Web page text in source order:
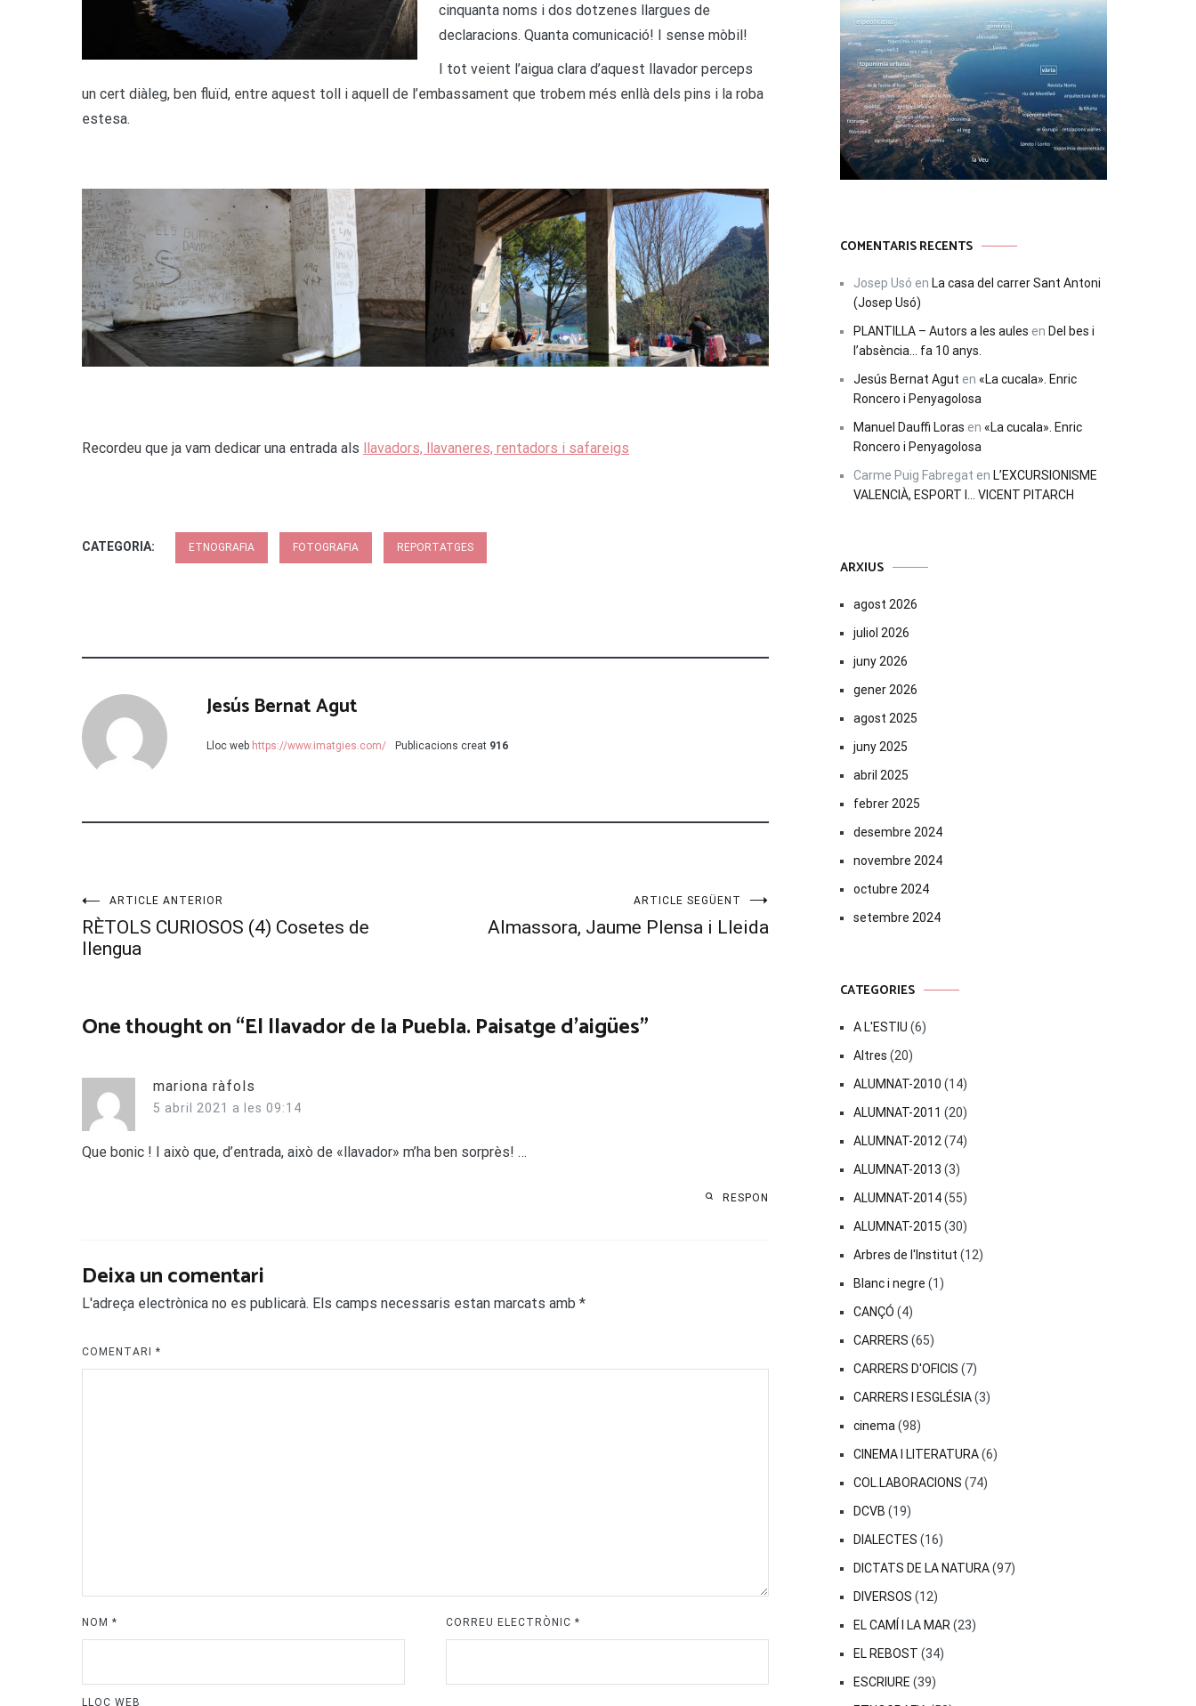
cinquanta noms i dos dotzenes llargues de
declaracions. Quanta comunicació! I sense mòbil!
I tot veient l’aigua clara d’aquest llavador perceps
un cert diàleg, ben fluïd, entre aquest toll i aquell de l’embassament que trobem més enllà dels pins i la roba
estesa.
Recordeu que ja vam dedicar una entrada als llavadors, llavaneres, rentadors i safareigs
CATEGORIA: ETNOGRAFIA FOTOGRAFIA REPORTATGES
Jesús Bernat Agut
Lloc web https://www.imatgies.com/ Publicacions creat 916
Navegació
d'entrades
ARTICLE ANTERIOR
RÈTOLS CURIOSOS (4) Cosetes de
llengua
ARTICLE SEGÜENT
Almassora, Jaume Plensa i Lleida
One thought on “El llavador de la Puebla. Paisatge d’aigües”
mariona ràfols
5 abril 2021 a les 09:14
Que bonic ! I això que, d’entrada, això de «llavador» m’ha ben sorprès! …
RESPON
Deixa un comentari
L'adreça electrònica no es publicarà. Els camps necessaris estan marcats amb *
COMENTARI *
NOM * CORREU ELECTRÒNIC*
LLOC WEB
COMENTARIS RECENTS
Josep Usó en La casa del carrer Sant Antoni
(Josep Usó)
PLANTILLA – Autors a les aules en Del bes i
l’absència… fa 10 anys.
Jesús Bernat Agut en «La cucala». Enric
Roncero i Penyagolosa
Manuel Dauffi Loras en «La cucala». Enric
Roncero i Penyagolosa
Carme Puig Fabregat en L’EXCURSIONISME
VALENCIÀ, ESPORT I… VICENT PITARCH
ARXIUS
agost 2026
juliol 2026
juny 2026
gener 2026
agost 2025
juny 2025
abril 2025
febrer 2025
desembre 2024
novembre 2024
octubre 2024
setembre 2024
CATEGORIES
A L'ESTIU (6)
Altres (20)
ALUMNAT-2010 (14)
ALUMNAT-2011 (20)
ALUMNAT-2012 (74)
ALUMNAT-2013 (3)
ALUMNAT-2014(55)
ALUMNAT-2015 (30)
Arbres de l'Institut (12)
Blanc i negre (1)
CANÇÓ (4)
CARRERS (65)
CARRERS D'OFICIS (7)
CARRERS I ESGLÉSIA(3)
cinema (98)
CINEMA I LITERATURA(6)
COL.LABORACIONS (74)
DCVB (19)
DIALECTES (16)
DICTATS DE LA NATURA(97)
DIVERSOS (12)
EL CAMÍ I LA MAR (23)
EL REBOST (34)
ESCRIURE (39)